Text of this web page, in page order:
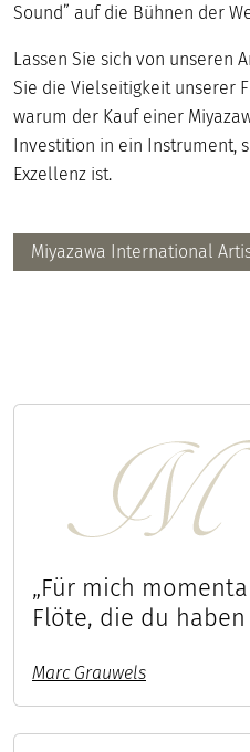
Sound” auf die Bühnen der
Lassen Sie sich von unseren
Sie die Vielseitigkeit unserer
warum der Kauf einer
Investition in ein Instrument,
Exzellenz ist.
Miyazawa International
„Für mich
Flöte, die du haben
Marc Grauwels